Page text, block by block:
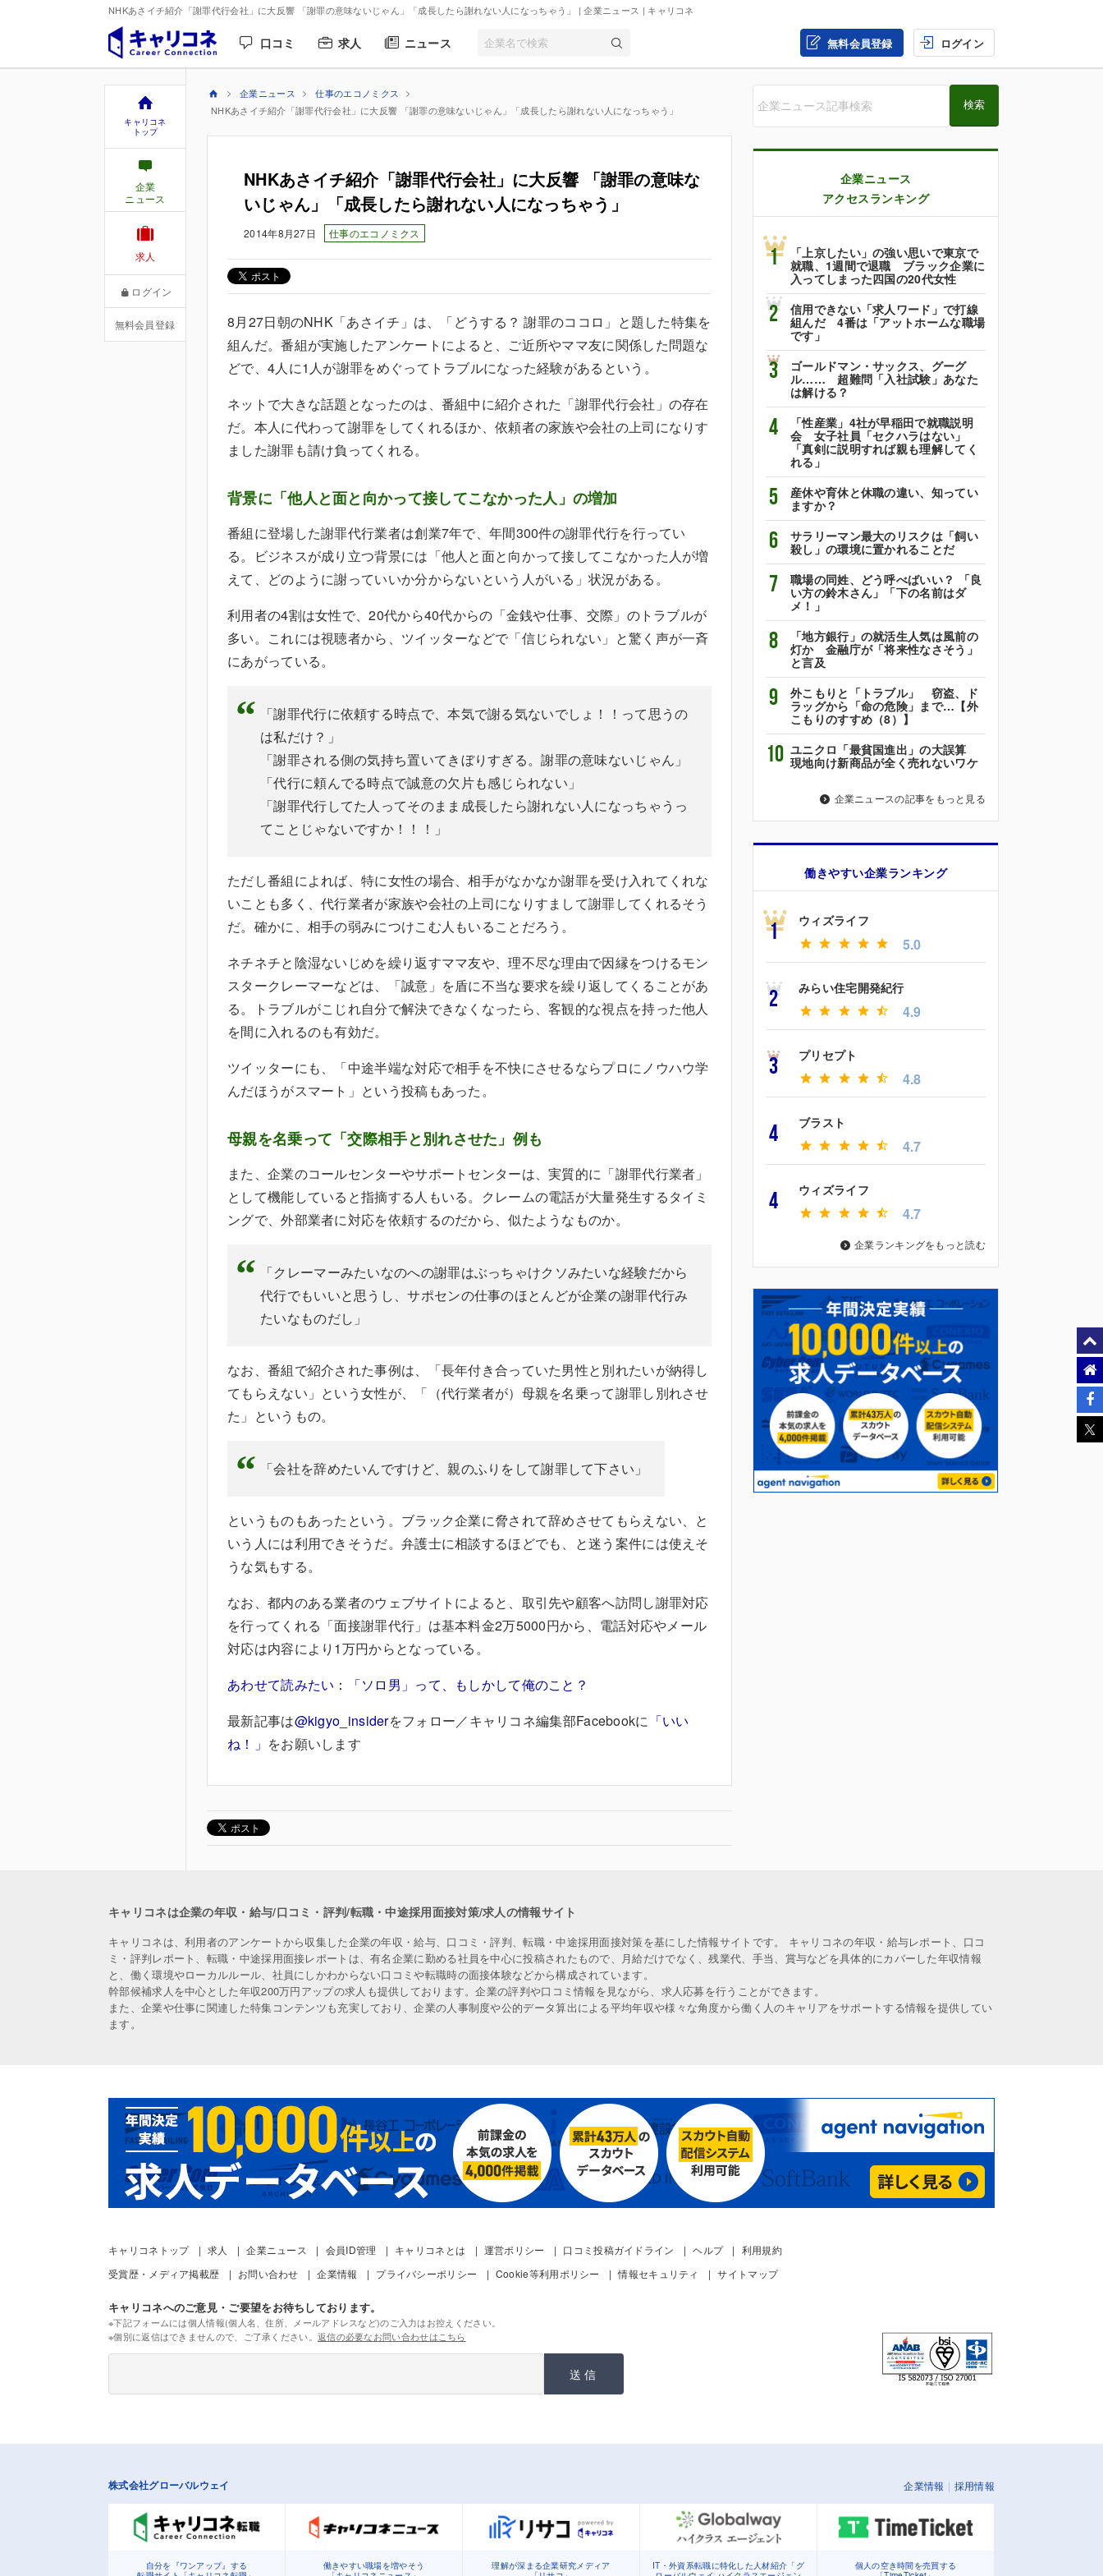
NHKあさイチ紹介「謝罪代行会社」に大反響 「謝罪の意味ないじゃん」「成長したら謝れない人になっちゃう」 | 企業ニュース | キャリコネ
口コミ 求人 ニュース 無料会員登録 ログイン
キャリコネ
トップ
企業
ニュース
求人
ログイン
無料会員登録
企業ニュース
仕事のエコノミクス
NHKあさイチ紹介「謝罪代行会社」に大反響 「謝罪の意味ないじゃん」「成長したら謝れない人になっちゃう」
NHKあさイチ紹介「謝罪代行会社」に大反響 「謝罪の意味な
いじゃん」「成長したら謝れない人になっちゃう」
2014年8月27日 仕事のエコノミクス
8月27日朝のNHK「あさイチ」は、「どうする？ 謝罪のココロ」と題した特集を
組んだ。番組が実施したアンケートによると、ご近所やママ友に関係した問題な
どで、4人に1人が謝罪をめぐってトラブルになった経験があるという。
ネットで大きな話題となったのは、番組中に紹介された「謝罪代行会社」の存在
だ。本人に代わって謝罪をしてくれるほか、依頼者の家族や会社の上司になりす
ました謝罪も請け負ってくれる。
背景に「他人と面と向かって接してこなかった人」の増加
番組に登場した謝罪代行業者は創業7年で、年間300件の謝罪代行を行ってい
る。ビジネスが成り立つ背景には「他人と面と向かって接してこなかった人が増
えて、どのように謝っていいか分からないという人がいる」状況がある。
利用者の4割は女性で、20代から40代からの「金銭や仕事、交際」のトラブルが
多い。これには視聴者から、ツイッターなどで「信じられない」と驚く声が一斉
にあがっている。
「謝罪代行に依頼する時点で、本気で謝る気ないでしょ！！って思うの
は私だけ？」
「謝罪される側の気持ち置いてきぼりすぎる。謝罪の意味ないじゃん」
「代行に頼んでる時点で誠意の欠片も感じられない」
「謝罪代行してた人ってそのまま成長したら謝れない人になっちゃうっ
てことじゃないですか！！！」
ただし番組によれば、特に女性の場合、相手がなかなか謝罪を受け入れてくれな
いことも多く、代行業者が家族や会社の上司になりすまして謝罪してくれるそう
だ。確かに、相手の弱みにつけこむ人もいることだろう。
ネチネチと陰湿ないじめを繰り返すママ友や、理不尽な理由で因縁をつけるモン
スタークレーマーなどは、「誠意」を盾に不当な要求を繰り返してくることがあ
る。トラブルがこじれ自分で解決できなくなったら、客観的な視点を持った他人
を間に入れるのも有効だ。
ツイッターにも、「中途半端な対応で相手を不快にさせるならプロにノウハウ学
んだほうがスマート」という投稿もあった。
母親を名乗って「交際相手と別れさせた」例も
また、企業のコールセンターやサポートセンターは、実質的に「謝罪代行業者」
として機能していると指摘する人もいる。クレームの電話が大量発生するタイミ
ングで、外部業者に対応を依頼するのだから、似たようなものか。
「クレーマーみたいなのへの謝罪はぶっちゃけクソみたいな経験だから
代行でもいいと思うし、サポセンの仕事のほとんどが企業の謝罪代行み
たいなものだし」
なお、番組で紹介された事例は、「長年付き合っていた男性と別れたいが納得し
てもらえない」という女性が、「（代行業者が）母親を名乗って謝罪し別れさせ
た」というもの。
「会社を辞めたいんですけど、親のふりをして謝罪して下さい」
というものもあったという。ブラック企業に脅されて辞めさせてもらえない、と
いう人には利用できそうだ。弁護士に相談するほどでも、と迷う案件には使えそ
うな気もする。
なお、都内のある業者のウェブサイトによると、取引先や顧客へ訪問し謝罪対応
を行ってくれる「面接謝罪代行」は基本料金2万5000円から、電話対応やメール
対応は内容により1万円からとなっている。
あわせて読みたい：「ソロ男」って、もしかして俺のこと？
最新記事は@kigyo_insiderをフォロー／キャリコネ編集部Facebookに 「いい
ね！」 をお願いします
企業ニュース
アクセスランキング
1
「上京したい」の強い思いで東京で
就職、1週間で退職 ブラック企業に
入ってしまった四国の20代女性
2
信用できない「求人ワード」で打線
組んだ 4番は「アットホームな職場
です」
3
ゴールドマン・サックス、グーグ
ル…… 超難問「入社試験」あなた
は解ける？
4
「性産業」4社が早稲田で就職説明
会 女子社員「セクハラはない」
「真剣に説明すれば親も理解してく
れる」
5
産休や育休と休職の違い、知ってい
ますか？
6
サラリーマン最大のリスクは「飼い
殺し」の環境に置かれることだ
7
職場の同姓、どう呼べばいい？ 「良
い方の鈴木さん」「下の名前はダ
メ！」
8
「地方銀行」の就活生人気は風前の
灯か 金融庁が「将来性なさそう」
と言及
9
外こもりと「トラブル」 窃盗、ド
ラッグから「命の危険」まで…【外
こもりのすすめ（8）】
10 ユニクロ「最貧国進出」の大誤算
現地向け新商品が全く売れないワケ
企業ニュースの記事をもっと見る
働きやすい企業ランキング
1 ウィズライフ
5.0
2 みらい住宅開発紀行
4.9
3 プリセプト
4.8
4 ブラスト
4.7
4 ウィズライフ
4.7
企業ランキングをもっと読む
キャリコネは企業の年収・給与/口コミ・評判/転職・中途採用面接対策/求人の情報サイト
キャリコネは、利用者のアンケートから収集した企業の年収・給与、口コミ・評判、転職・中途採用面接対策を基にした情報サイトです。 キャリコネの年収・給与レポート、口コ
ミ・評判レポート、転職・中途採用面接レポートは、有名企業に勤める社員を中心に投稿されたもので、月給だけでなく、残業代、手当、賞与などを具体的にカバーした年収情報
と、働く環境やローカルルール、社員にしかわからない口コミや転職時の面接体験などから構成されています。
幹部候補求人を中心とした年収200万円アップの求人も提供しております。企業の評判や口コミ情報を見ながら、求人応募を行うことができます。
また、企業や仕事に関連した特集コンテンツも充実しており、企業の人事制度や公的データ算出による平均年収や様々な角度から働く人のキャリアをサポートする情報を提供してい
ます。
キャリコネトップ 求人 企業ニュース 会員ID管理 キャリコネとは 運営ポリシー 口コミ投稿ガイドライン ヘルプ
利用規約
受賞歴・メディア掲載歴
お問い合わせ 企業情報 プライバシーポリシー Cookie等利用ポリシー 情報セキュリティ サイトマップ
キャリコネへのご意見・ご要望をお待ちしております。
※下記フォームには個人情報(個人名、住所、メールアドレスなど)のご入力はお控えください。
※個別に返信はできませんので、ご了承ください。 返信の必要なお問い合わせはこちら
送信
株式会社グローバルウェイ 企業情報 採用情報
自分を『ワンアップ』する
働きやすい職場を増やそう
理解が深まる企業研究メディア
IT・外資系転職に特化した人材紹介「グ
個人の空き時間を売買する